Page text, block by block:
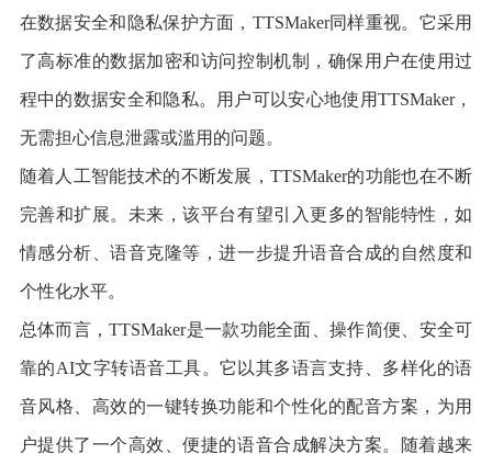
在数据安全和隐私保护方面，TTSMaker同样重视。它采用
了高标准的数据加密和访问控制机制，确保用户在使用过
程中的数据安全和隐私。用户可以安心地使用TTSMaker，
无需担心信息泄露或滥用的问题。
随着人工智能技术的不断发展，TTSMaker的功能也在不断
完善和扩展。未来，该平台有望引入更多的智能特性，如
情感分析、语音克隆等，进一步提升语音合成的自然度和
个性化水平。
总体而言，TTSMaker是一款功能全面、操作简便、安全可
靠的AI文字转语音工具。它以其多语言支持、多样化的语
音风格、高效的一键转换功能和个性化的配音方案，为用
户提供了一个高效、便捷的语音合成解决方案。随着越来